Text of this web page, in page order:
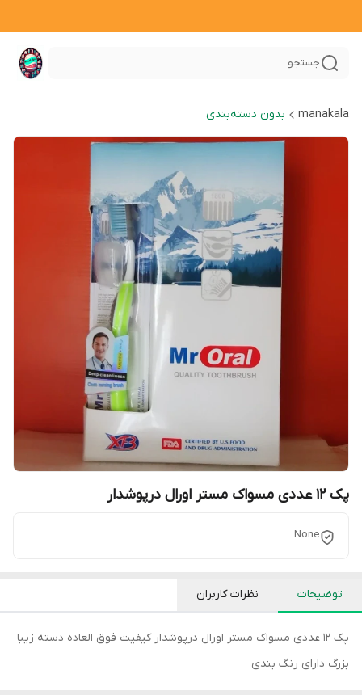
جستجو
manakala بدون دسته‌بندی
پک 12 عددی مسواک مستر اورال درپوشدار
None
توضیحات نظرات کاربران
پک 12 عددی مسواک مستر اورال درپوشدار کیفیت فوق العاده دسته زیبا
بزرگ دارای رنگ بندی